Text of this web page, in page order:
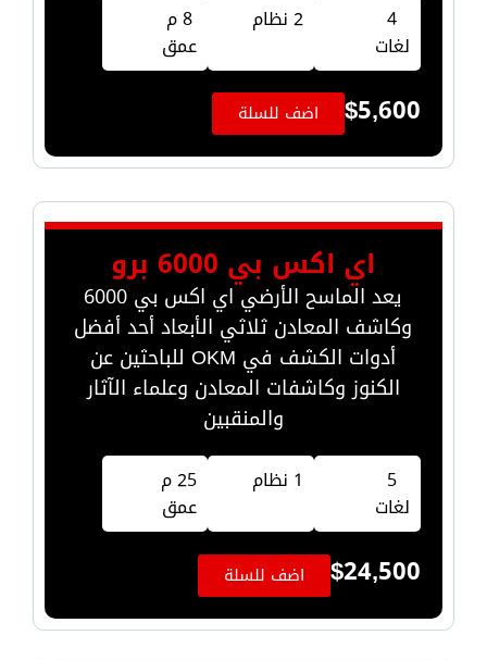
4
لغات
2 نظام
8 م
عمق
$5,600 اضف للسلة
اي اكس بي 6000 برو
يعد الماسح الأرضي اي اكس بي 6000
وكاشف المعادن ثلاثي الأبعاد أحد أفضل
أدوات الكشف في OKM للباحثين عن
الكنوز وكاشفات المعادن وعلماء الآثار
والمنقبين
5
لغات
1 نظام
25 م
عمق
$24,500 اضف للسلة